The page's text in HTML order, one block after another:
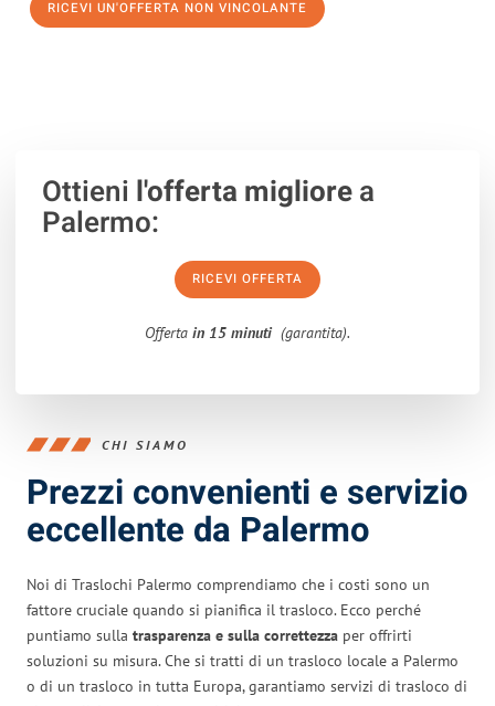
RICEVI UN'OFFERTA NON VINCOLANTE
Ottieni l'offerta migliorea
Palermo:
RICEVI OFFERTA
Offerta in 15 minuti (garantita).
CHI SIAMO
Prezzi convenienti e servizio
eccellente da Palermo
Noi di Traslochi Palermo comprendiamo che i costi sono un
fattore cruciale quando si pianifica il trasloco. Ecco perché
puntiamo sulla trasparenza e sulla correttezza per offrirti
soluzioni su misura. Che si tratti di un trasloco locale a Palermo
o di un trasloco in tutta Europa, garantiamo servizi di trasloco di